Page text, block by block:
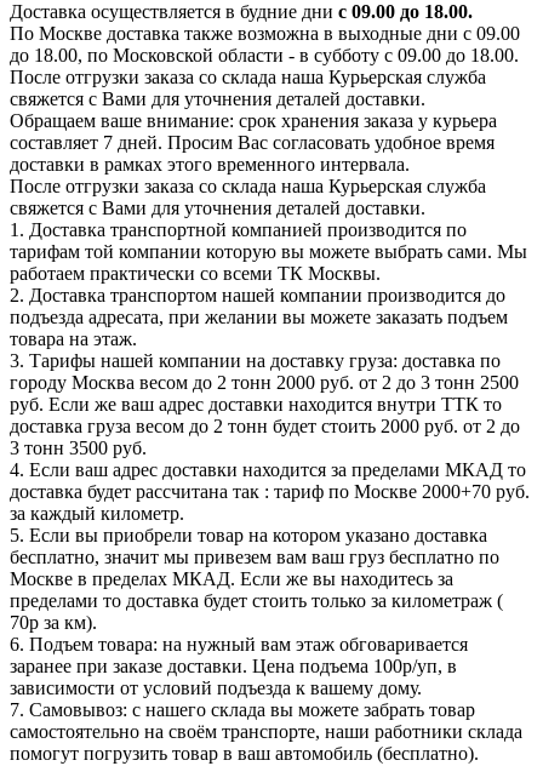
Доставка осуществляется в будние дни с 09.00 до 18.00.
По Москве доставка также возможна в выходные дни с 09.00
до 18.00, по Московской области - в субботу с 09.00 до 18.00.
После отгрузки заказа со склада наша Курьерская служба
свяжется с Вами для уточнения деталей доставки.
Обращаем ваше внимание: срок хранения заказа у курьера
составляет 7 дней. Просим Вас согласовать удобное время
доставки в рамках этого временного интервала.
После отгрузки заказа со склада наша Курьерская служба
свяжется с Вами для уточнения деталей доставки.
1. Доставка транспортной компанией производится по
тарифам той компании которую вы можете выбрать сами. Мы
работаем практически со всеми ТК Москвы.
2. Доставка транспортом нашей компании производится до
подъезда адресата, при желании вы можете заказать подъем
товара на этаж.
3. Тарифы нашей компании на доставку груза: доставка по
городу Москва весом до 2 тонн 2000 руб. от 2 до 3 тонн 2500
руб. Если же ваш адрес доставки находится внутри ТТК то
доставка груза весом до 2 тонн будет стоить 2000 руб. от 2 до
3 тонн 3500 руб.
4. Если ваш адрес доставки находится за пределами МКАД то
доставка будет рассчитана так : тариф по Москве 2000+70 руб.
за каждый километр.
5. Если вы приобрели товар на котором указано доставка
бесплатно, значит мы привезем вам ваш груз бесплатно по
Москве в пределах МКАД. Если же вы находитесь за
пределами то доставка будет стоить только за километраж (
70р за км).
6. Подъем товара: на нужный вам этаж обговаривается
заранее при заказе доставки. Цена подъема 100р/уп, в
зависимости от условий подъезда к вашему дому.
7. Самовывоз: с нашего склада вы можете забрать товар
самостоятельно на своём транспорте, наши работники склада
помогут погрузить товар в ваш автомобиль (бесплатно).